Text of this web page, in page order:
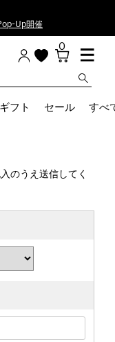
Up開催
0
ギフト セール すべ
のうえ送信してく